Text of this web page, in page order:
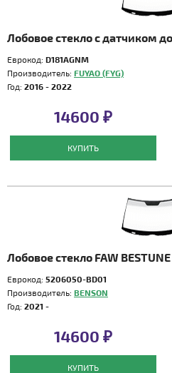
Лобовое стекло с датчиком
Еврокод: D181AGNM
Производитель: FUYAO (FYG)
Год: 2016 - 2022
14600 ₽
КУПИТЬ
Лобовое стекло FAW
Еврокод: 5206050-BD01
Производитель: BENSON
Год: 2021 -
14600 ₽
КУПИТЬ